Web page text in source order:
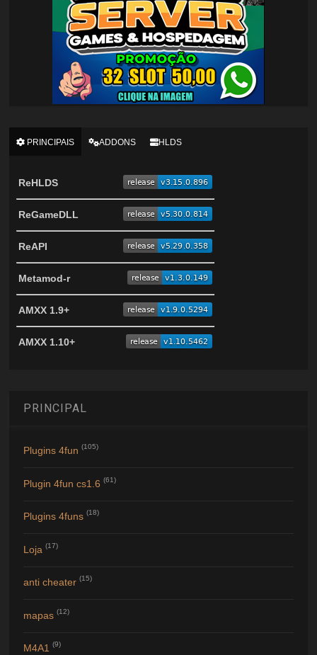
PRINCIPAIS ADDONS HLDS
ReHLDS
ReGameDLL
ReAPI
Metamod-r
AMXX 1.9+
AMXX 1.10+
PRINCIPAL
Plugins 4fun (105)
Plugin 4fun cs1.6 (61)
Plugins 4funs (18)
Loja (17)
anti cheater (15)
mapas (12)
M4A1 (9)